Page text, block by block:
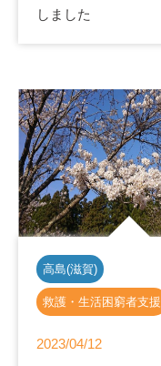
しました
高島(滋賀)
救護・生活困窮者支援
2023/04/12